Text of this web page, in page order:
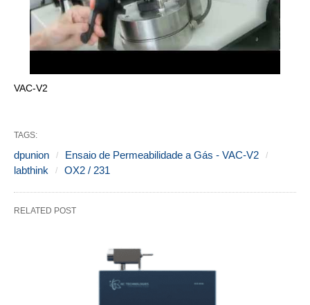
VAC-V2
TAGS:
dpunion
Ensaio de Permeabilidade a Gás - VAC-V2
labthink
OX2 / 231
RELATED POST